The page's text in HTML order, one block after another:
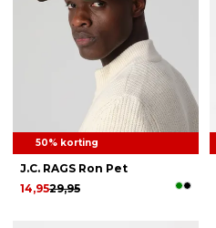
50% korting
J.C. RAGS Ron Pet
29,95
14,95